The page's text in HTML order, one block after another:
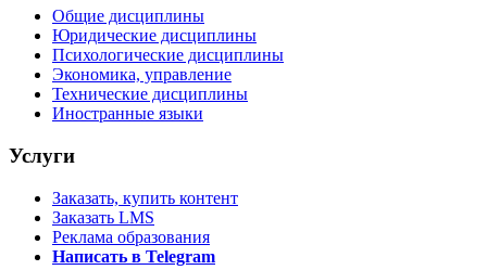
Общие дисциплины
Юридические дисциплины
Психологические дисциплины
Экономика, управление
Технические дисциплины
Иностранные языки
Услуги
Заказать, купить контент
Заказать LMS
Реклама образования
Написать в Telegram